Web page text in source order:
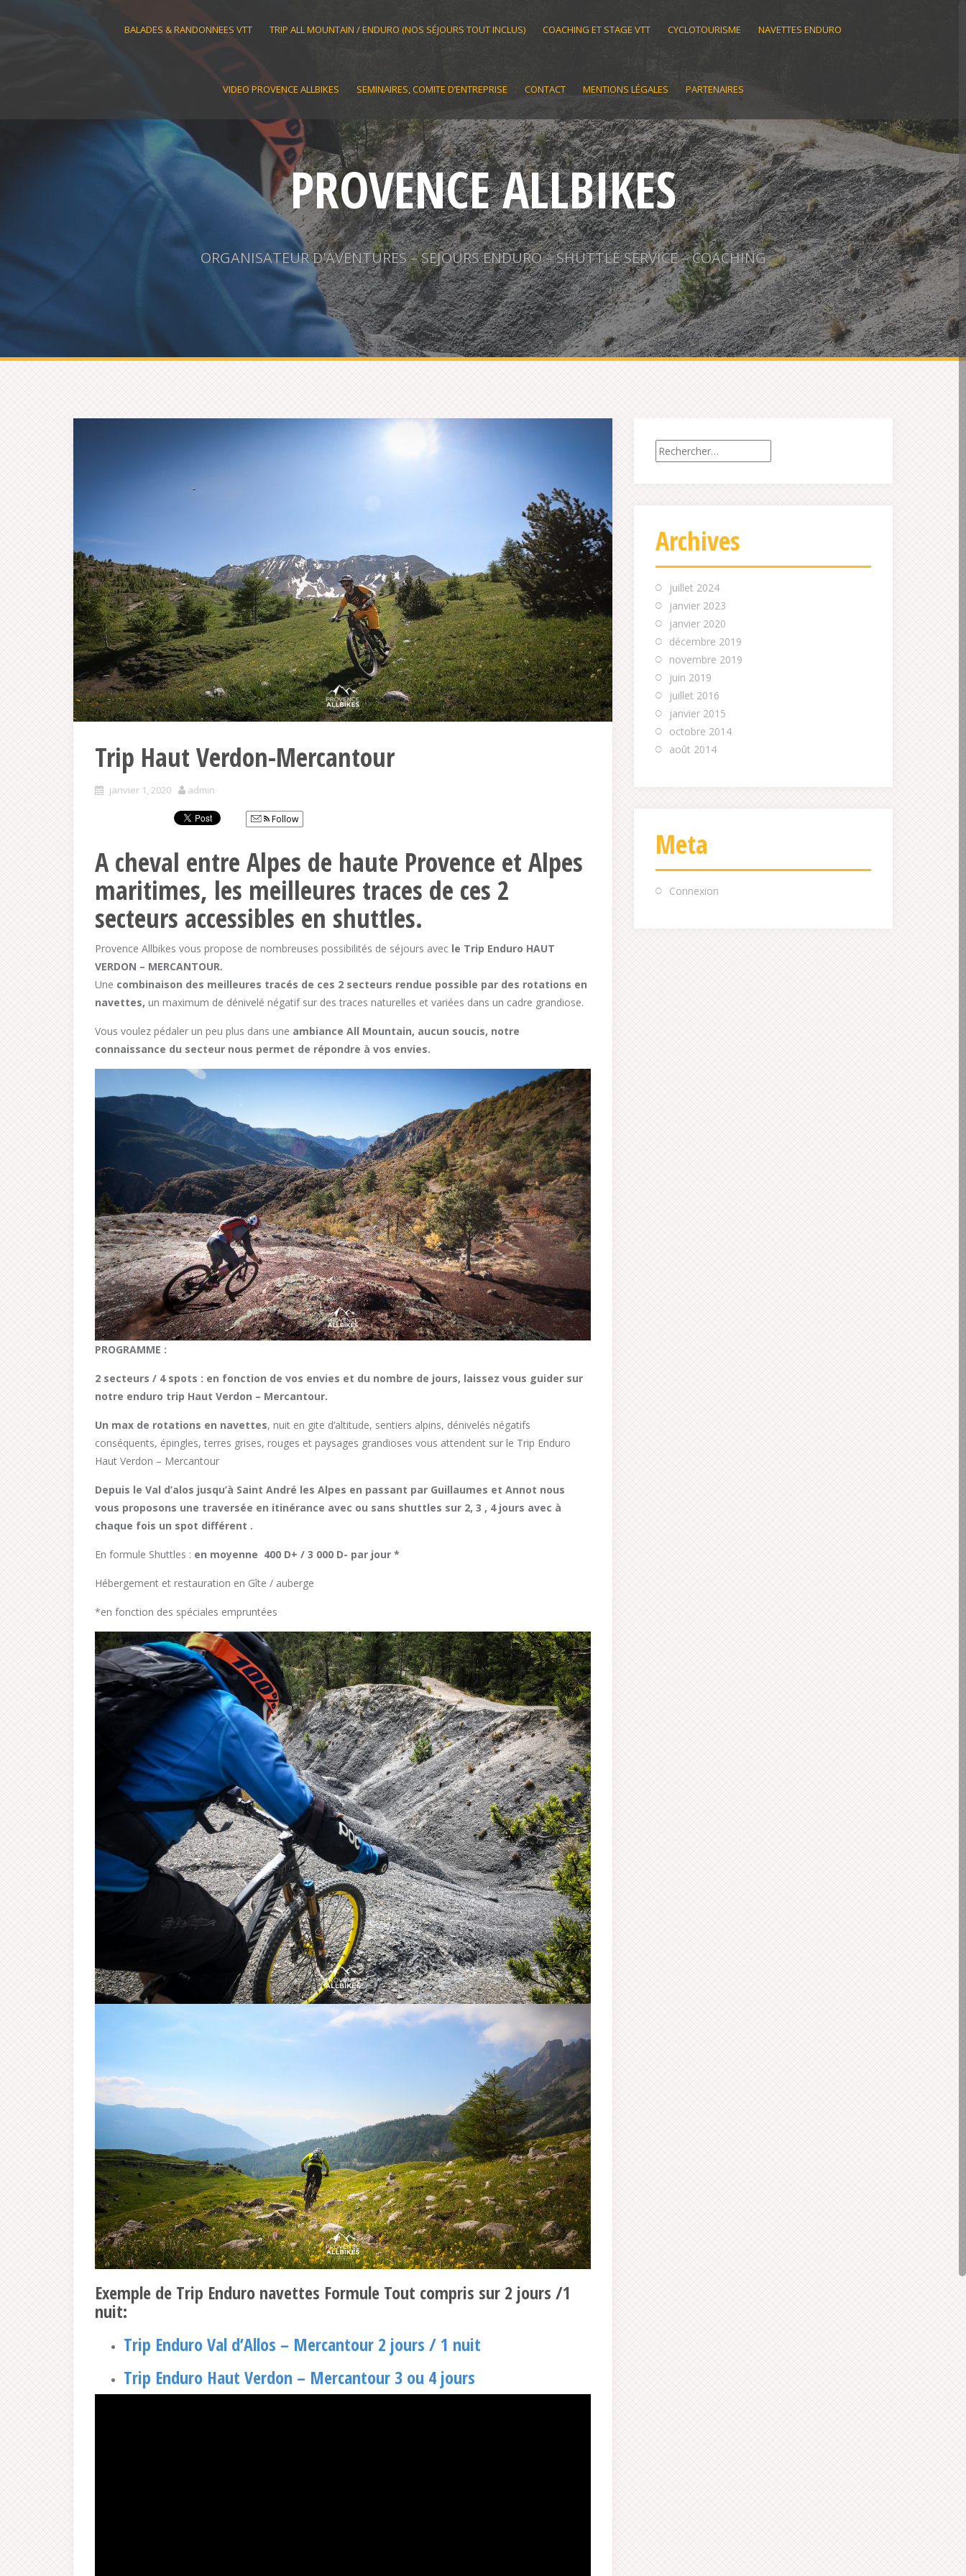
BALADES & RANDONNEES VTT TRIP ALL MOUNTAIN / ENDURO (NOS SÉJOURS TOUT INCLUS) COACHING ET STAGE VTT CYCLOTOURISME NAVETTES ENDURO
VIDEO PROVENCE ALLBIKES SEMINAIRES, COMITE D’ENTREPRISE CONTACT MENTIONS LÉGALES PARTENAIRES
PROVENCE ALLBIKES
ORGANISATEUR D'AVENTURES – SEJOURS ENDURO – SHUTTLE SERVICE – COACHING
Trip Haut Verdon-Mercantour
janvier 1, 2020 admin
Follow
A cheval entre Alpes de haute Provence et Alpes
maritimes, les meilleures traces de ces 2
secteurs accessibles en shuttles.
Provence Allbikes vous propose de nombreuses possibilités de séjours avec le Trip Enduro HAUT
VERDON – MERCANTOUR.
Une combinaison des meilleures tracés de ces 2 secteurs rendue possible par des rotations en
navettes, un maximum de dénivelé négatif sur des traces naturelles et variées dans un cadre grandiose.
Vous voulez pédaler un peu plus dans une ambiance All Mountain, aucun soucis, notre
connaissance du secteur nous permet de répondre à vos envies.
PROGRAMME :
2 secteurs / 4 spots : en fonction de vos envies et du nombre de jours, laissez vous guider sur
notre enduro trip Haut Verdon – Mercantour.
Un max de rotations en navettes, nuit en gite d’altitude, sentiers alpins, dénivelés négatifs
conséquents, épingles, terres grises, rouges et paysages grandioses vous attendent sur le Trip Enduro
Haut Verdon – Mercantour
Depuis le Val d’alos jusqu’à Saint André les Alpes en passant par Guillaumes et Annot nous
vous proposons une traversée en itinérance avec ou sans shuttles sur 2, 3 , 4 jours avec à
chaque fois un spot différent .
En formule Shuttles : en moyenne 400 D+ / 3 000 D- par jour *
Hébergement et restauration en Gîte / auberge
*en fonction des spéciales empruntées
Exemple de Trip Enduro navettes Formule Tout compris sur 2 jours /1
nuit:
Trip Enduro Val d’Allos – Mercantour 2 jours / 1 nuit
Trip Enduro Haut Verdon – Mercantour 3 ou 4 jours
Rechercher :
Archives
juillet 2024
janvier 2023
janvier 2020
décembre 2019
novembre 2019
juin 2019
juillet 2016
janvier 2015
octobre 2014
août 2014
Meta
Connexion